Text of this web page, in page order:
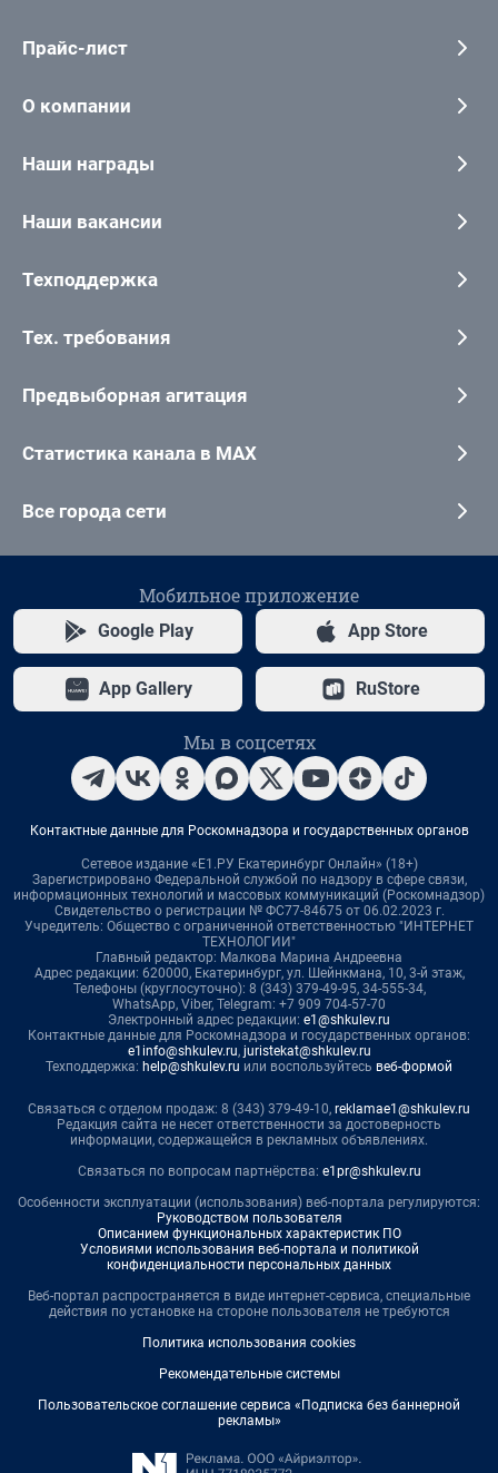
Прайс-лист
О компании
Наши награды
Наши вакансии
Техподдержка
Тех. требования
Предвыборная агитация
Статистика канала в MAX
Все города сети
Мобильное приложение
Google Play App Store
App Gallery RuStore
Мы в соцсетях
Контактные данные для Роскомнадзора и государственных органов
Сетевое издание «Е1.РУ Екатеринбург Онлайн» (18+)
Зарегистрировано Федеральной службой по надзору в сфере связи,
информационных технологий и массовых коммуникаций (Роскомнадзор)
Свидетельство о регистрации № ФС77-84675 от 06.02.2023 г.
Учредитель: Общество с ограниченной ответственностью "ИНТЕРНЕТ
ТЕХНОЛОГИИ"
Главный редактор: Малкова Марина Андреевна
Адрес редакции: 620000, Екатеринбург, ул. Шейнкмана, 10, 3-й этаж,
Телефоны (круглосуточно): 8 (343) 379-49-95, 34-555-34,
WhatsApp, Viber, Telegram: +7 909 704-57-70
Электронный адрес редакции: e1@shkulev.ru
Контактные данные для Роскомнадзора и государственных органов:
e1info@shkulev.ru, juristekat@shkulev.ru
Техподдержка: help@shkulev.ru или воспользуйтесь веб-формой
Связаться с отделом продаж: 8 (343) 379-49-10, reklamae1@shkulev.ru
Редакция сайта не несет ответственности за достоверность
информации, содержащейся в рекламных объявлениях.
Связаться по вопросам партнёрства: e1pr@shkulev.ru
Особенности эксплуатации (использования) веб-портала регулируются:
Руководством пользователя
Описанием функциональных характеристик ПО
Условиями использования веб-портала и политикой
конфиденциальности персональных данных
Веб-портал распространяется в виде интернет-сервиса, специальные
действия по установке на стороне пользователя не требуются
Политика использования cookies
Рекомендательные системы
Пользовательское соглашение сервиса «Подписка без баннерной
рекламы»